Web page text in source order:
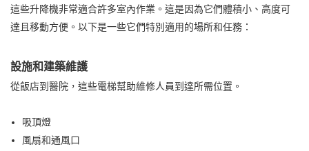
這些升降機非常適合許多室內作業。這是因為它們體積小、高度可
達且移動方便。以下是一些它們特別適用的場所和任務：
設施和建築維護
從飯店到醫院，這些電梯幫助維修人員到達所需位置。
吸頂燈
風扇和通風口